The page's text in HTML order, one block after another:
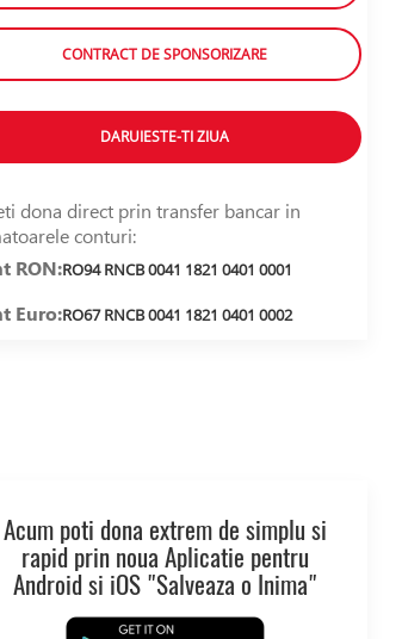
CONTRACT DE SPONSORIZARE
DARUIESTE-TI ZIUA
dona direct prin transfer bancar in
conturi:
RON:RO94 RNCB 0041 1821 0401 0001
Euro:RO67 RNCB 0041 1821 0401 0002
Acum poti dona extrem de simplu si
rapid prin noua Aplicatie pentru
Android si iOS "Salveaza o Inima"